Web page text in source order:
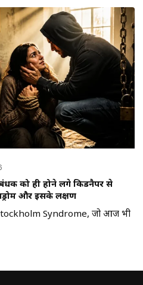
को ही होने लगे किडनैपर से
और इसके लक्षण
Syndrome, जो आज भी